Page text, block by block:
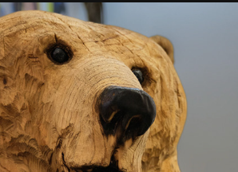
Sylvain "Rondin" Dautremay
2023